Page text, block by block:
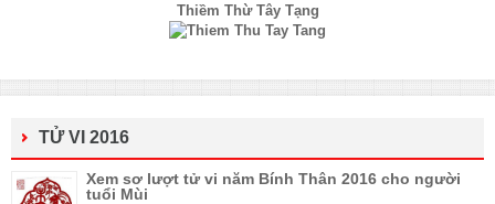
Thiềm Thừ Tây Tạng
TỬ VI 2016
Xem sơ lượt tử vi năm Bính Thân 2016 cho người
tuổi Mùi